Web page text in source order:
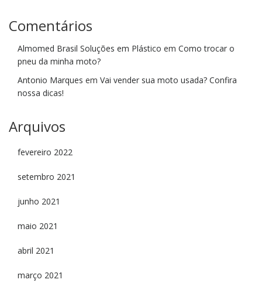
Comentários
Almomed Brasil Soluções em Plástico em Como trocar o
pneu da minha moto?
Antonio Marques em Vai vender sua moto usada? Confira
nossa dicas!
Arquivos
fevereiro 2022
setembro 2021
junho 2021
maio 2021
abril 2021
março 2021